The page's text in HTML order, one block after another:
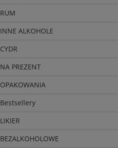
RUM
INNE ALKOHOLE
CYDR
NA PREZENT
OPAKOWANIA
Bestsellery
LIKIER
BEZALKOHOLOWE